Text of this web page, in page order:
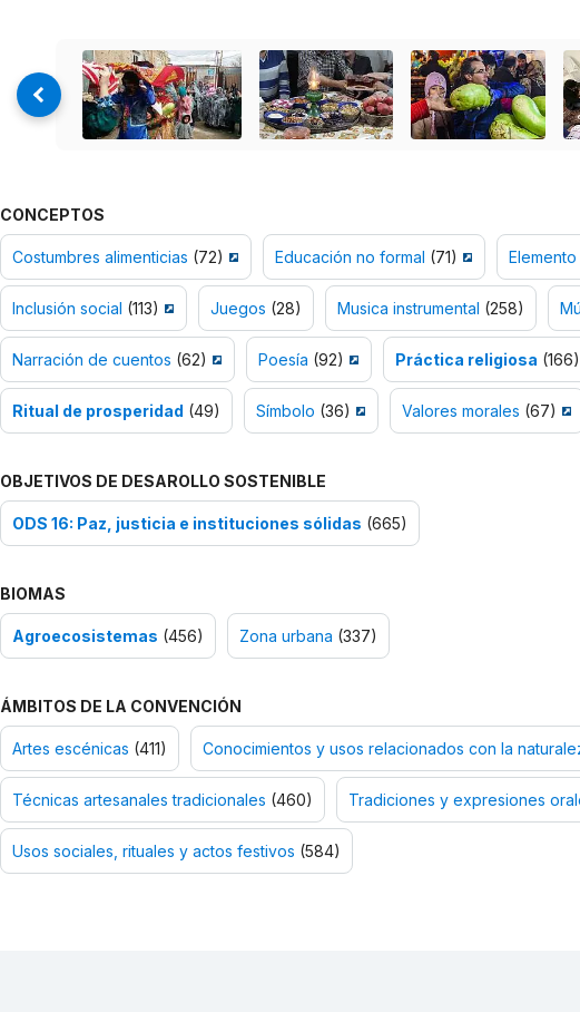
CONCEPTOS
Costumbres alimenticias (72) Educación no formal (71)
Inclusión social (113) Juegos (28) Musica instrumental (258)
Narración de cuentos (62) Poesía (92) Práctica religiosa (166)
Ritual de prosperidad (49) Símbolo (36) Valores morales (67)
OBJETIVOS DE DESAROLLO SOSTENIBLE
ODS 16: Paz, justicia e instituciones sólidas (665)
BIOMAS
Agroecosistemas (456) Zona urbana (337)
ÁMBITOS DE LA CONVENCIÓN
Artes escénicas (411) Conocimientos y usos relacionados con la
Técnicas artesanales tradicionales (460) Tradiciones y expresiones
Usos sociales, rituales y actos festivos (584)